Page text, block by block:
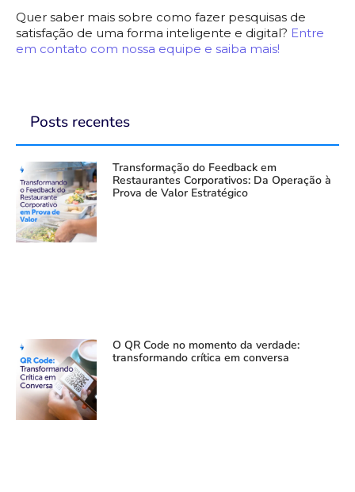
Quer saber mais sobre como fazer pesquisas de
satisfação de uma forma inteligente e digital? Entre
em contato com nossa equipe e saiba mais!
Posts recentes
Transformação do Feedback em
Restaurantes Corporativos: Da Operação à
Prova de Valor Estratégico
O QR Code no momento da verdade:
transformando crítica em conversa